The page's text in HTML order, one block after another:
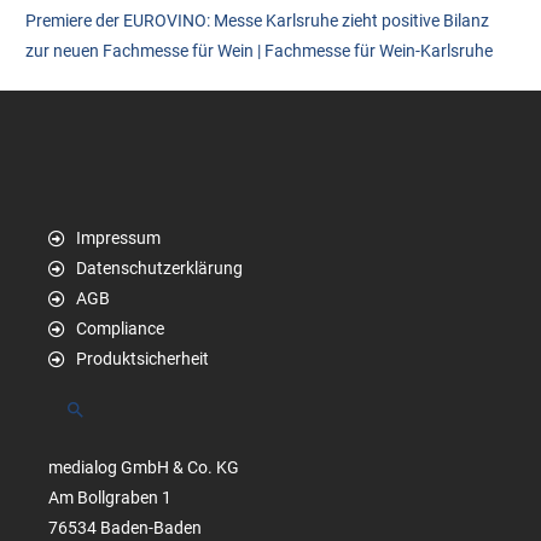
Premiere der EUROVINO: Messe Karlsruhe zieht positive Bilanz
zur neuen Fachmesse für Wein | Fachmesse für Wein-Karlsruhe
Impressum
Datenschutzerklärung
AGB
Compliance
Produktsicherheit
Suchen
medialog GmbH & Co. KG
Am Bollgraben 1
76534 Baden-Baden